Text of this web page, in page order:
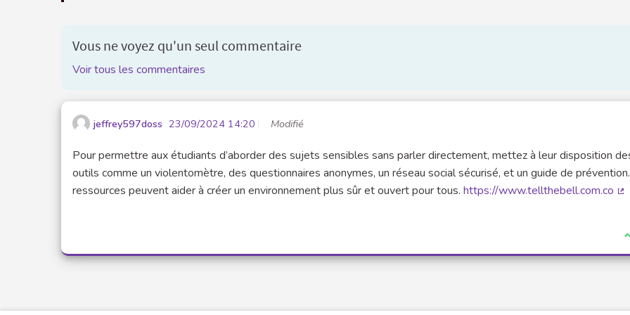
Vous ne voyez qu'un seul commentaire
Voir tous les commentaires
jeffrey597doss 23/09/2024 14:20 Modifié
Pour permettre aux étudiants d’aborder des sujets sensibles sans parler directement, mettez à leur disposition
outils comme un violentomètre, des questionnaires anonymes, un réseau social sécurisé, et un guide de
ressources peuvent aider à créer un environnement plus sûr et ouvert pour tous. https://www.tellthebell.com.co